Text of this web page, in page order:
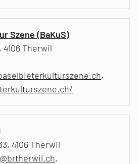
Szene (BaKuS)
Therwil
,
4106 Therwil
,